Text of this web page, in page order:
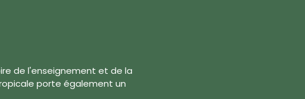
de l'enseignement et de la
porte également un